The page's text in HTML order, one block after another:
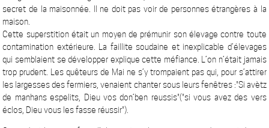
secret de la maisonnée. Il ne doit pas voir de personnes étrangères à la
maison.
Cette superstition était un moyen de prémunir son élevage contre toute
contamination extérieure. La faillite soudaine et inexplicable d’élevages
qui semblaient se développer explique cette méfiance. L’on n’était jamais
trop prudent. Les quêteurs de Mai ne s’y trompaient pas qui, pour s’attirer
les largesses des fermiers, venaient chanter sous leurs fenêtres :"Si avètz
de manhans espelits, Dieu vos don’ben reussis"("si vous avez des vers
éclos, Dieu vous les fasse réussir").